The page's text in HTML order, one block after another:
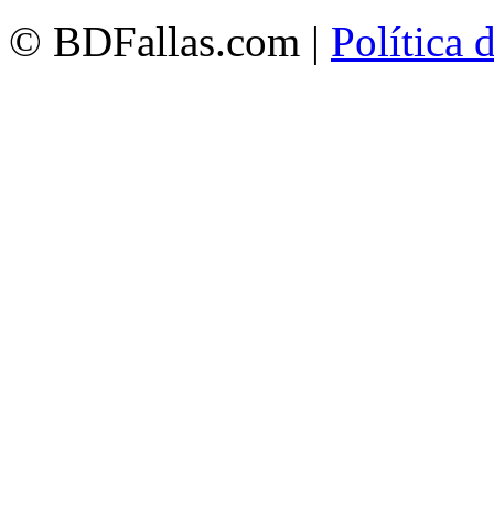
© BDFallas.com | Política